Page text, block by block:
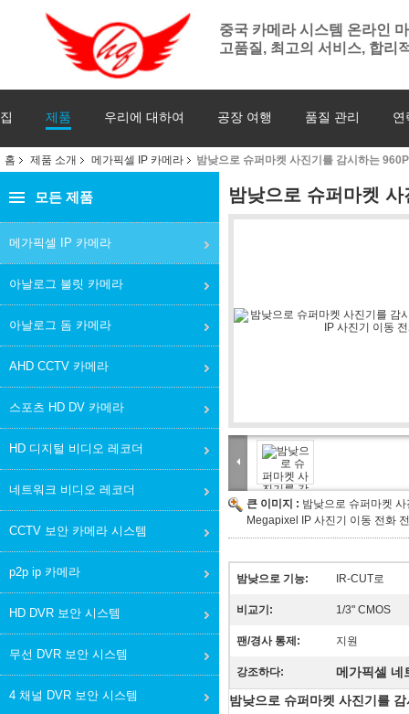
중국 카메라 시스템 온라인
고품질, 최고의 서비스, 합리
집 제품 우리에 대하여 공장 여행 품질 관리 연
홈 제품 소개 메가픽셀 IP 카메라 밤낮으로 슈퍼마켓 사진기를 감시하는
모든 제품
메가픽셀 IP 카메라
아날로그 불릿 카메라
아날로그 돔 카메라
AHD CCTV 카메라
스포츠 HD DV 카메라
HD 디지털 비디오 레코더
네트워크 비디오 레코더
CCTV 보안 카메라 시스템
p2p ip 카메라
HD DVR 보안 시스템
무선 DVR 보안 시스템
4 채널 DVR 보안 시스템
밤낮으로 슈퍼마켓
큰 이미지 : 밤낮으로 슈퍼마켓
Megapixel IP 사진기 이동 전화
밤낮으로 기능: IR-CUT로
비교기: 1/3" CMOS
팬/경사 통제: 지원
강조하다:
메가픽셀 네
밤낮으로 슈퍼마켓 사진기를